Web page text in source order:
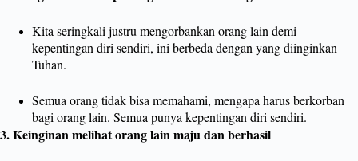
Kita seringkali justru mengorbankan orang lain demi
kepentingan diri sendiri, ini berbeda dengan yang diinginkan
Tuhan.
Semua orang tidak bisa memahami, mengapa harus berkorban
bagi orang lain. Semua punya kepentingan diri sendiri.
3. Keinginan melihat orang lain maju dan berhasil